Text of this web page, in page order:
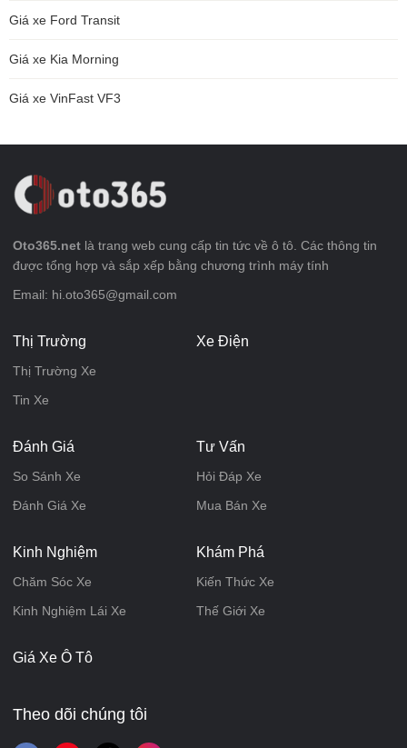
Giá xe Ford Transit
Giá xe Kia Morning
Giá xe VinFast VF3
Oto365.net là trang web cung cấp tin tức về ô tô. Các thông tin
được tổng hợp và sắp xếp bằng chương trình máy tính
Email: hi.oto365@gmail.com
Thị Trường
Thị Trường Xe
Tin Xe
Xe Điện
Đánh Giá
So Sánh Xe
Đánh Giá Xe
Tư Vấn
Hỏi Đáp Xe
Mua Bán Xe
Kinh Nghiệm
Chăm Sóc Xe
Kinh Nghiệm Lái Xe
Khám Phá
Kiến Thức Xe
Thế Giới Xe
Giá Xe Ô Tô
Theo dõi chúng tôi